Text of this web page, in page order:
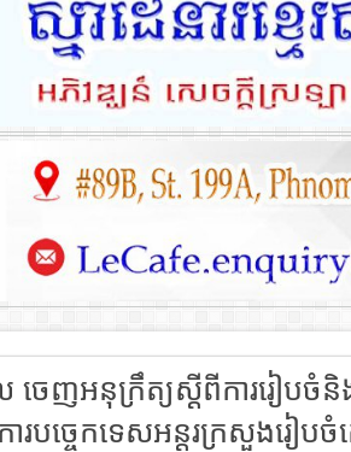
ល ចេញអនុក្រឹត្យស្ដីពីការរៀបចំនិ
ារបច្ចេកទេសអន្តរក្រសួងរ